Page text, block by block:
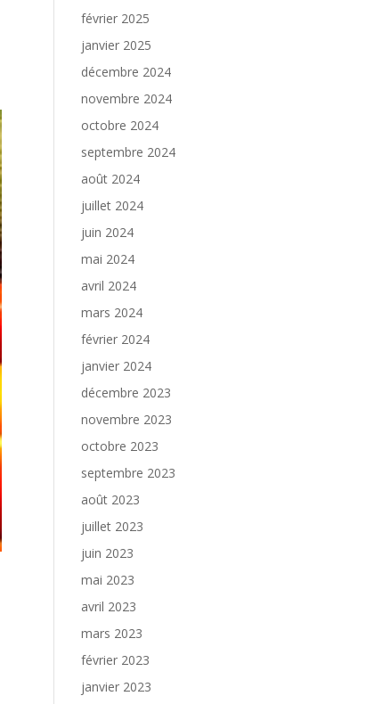
février 2025
janvier 2025
décembre 2024
novembre 2024
octobre 2024
septembre 2024
août 2024
juillet 2024
juin 2024
mai 2024
avril 2024
mars 2024
février 2024
janvier 2024
décembre 2023
novembre 2023
octobre 2023
septembre 2023
août 2023
juillet 2023
juin 2023
mai 2023
avril 2023
mars 2023
février 2023
janvier 2023